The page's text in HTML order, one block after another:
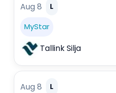
Aug 8 L
MyStar
Tallink Silja
Aug 8 L